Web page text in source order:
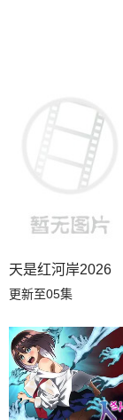
天是红河岸2026
更新至05集